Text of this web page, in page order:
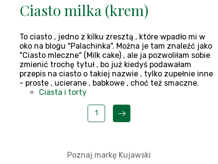
Ciasto milka (krem)
To ciasto , jedno z kilku zresztą , które wpadło mi w
oko na blogu "Palachinka". Można je tam znaleźć jako
"Ciasto mleczne" (Milk cake) , ale ja pozwoliłam sobie
zmienić trochę tytuł , bo już kiedyś podawałam
przepis na ciasto o takiej nazwie , tylko zupełnie inne
- proste , ucierane , babkowe , choć też smaczne.
Ciasta i torty
1
Poznaj markę Kujawski